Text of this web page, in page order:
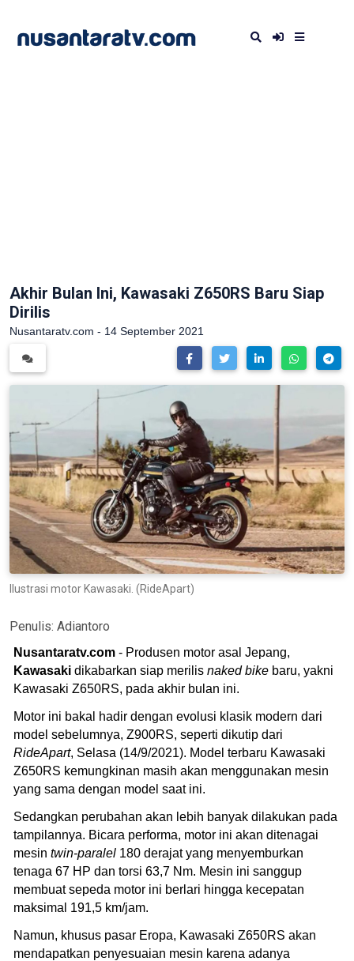
Akhir Bulan Ini, Kawasaki Z650RS Baru Siap
Dirilis
Nusantaratv.com - 14 September 2021
Ilustrasi motor Kawasaki. (RideApart)
Penulis: Adiantoro
Nusantaratv.com - Produsen motor asal Jepang,
Kawasaki dikabarkan siap merilis naked bike baru, yakni
Kawasaki Z650RS, pada akhir bulan ini.
Motor ini bakal hadir dengan evolusi klasik modern dari
model sebelumnya, Z900RS, seperti dikutip dari
RideApart, Selasa (14/9/2021). Model terbaru Kawasaki
Z650RS kemungkinan masih akan menggunakan mesin
yang sama dengan model saat ini.
Sedangkan perubahan akan lebih banyak dilakukan pada
tampilannya. Bicara performa, motor ini akan ditenagai
mesin twin-paralel 180 derajat yang menyemburkan
tenaga 67 HP dan torsi 63,7 Nm. Mesin ini sanggup
membuat sepeda motor ini berlari hingga kecepatan
maksimal 191,5 km/jam.
Namun, khusus pasar Eropa, Kawasaki Z650RS akan
mendapatkan penyesuaian mesin karena adanya